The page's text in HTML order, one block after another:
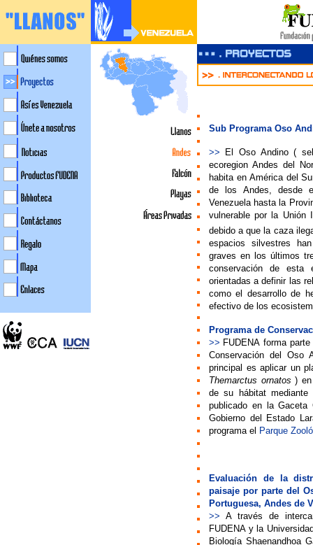
Sub Programa Oso
>> El
Oso Andino (
ecoregion Andes del
habita en América del
de los Andes, desde
Venezuela hasta la
vulnerable por la
debido a que la caza
espacios silvestres
graves en los últimos
conservación de esta
orientadas a definir las
como el desarrollo de
efectivo de los
Programa de
>> FUDENA forma
Conservación del Oso
principal es aplicar un
Themarctus ornatos )
de su hábitat
publicado en la
Gobierno del Estado
programa el Parque
Evaluación de la
paisaje por parte del
Portuguesa, Andes de
>>
A través
de
FUDENA y la
Biología Shaenandhoa